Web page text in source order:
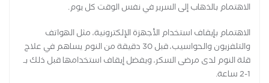
الاهتمام بالذهاب إلى السرير في نفس الوقت كل يوم.
الاهتمام بإيقاف استخدام الأجهزة الإلكترونية، مثل الهواتف
والتلفزيون والحواسيب، قبل 30 دقيقة من النوم يساهم في علاج
قلة النوم لدى مرضى السكر، ويفضل إيقاف استخدامها قبل ذلك بـ
1-2 ساعة.